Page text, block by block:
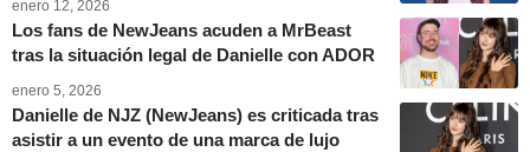
enero 12, 2026
Los fans de NewJeans acuden a MrBeast
tras la situación legal de Danielle con ADOR
enero 5, 2026
Danielle de NJZ (NewJeans) es criticada tras
asistir a un evento de una marca de lujo